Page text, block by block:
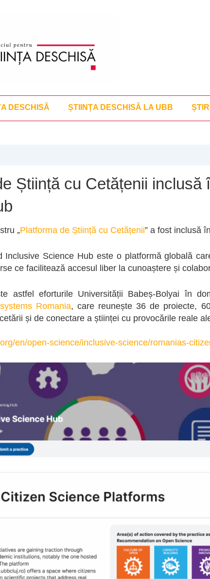
DESCHISĂ ȘTIINȚA DESCHISĂ LA UBB ȘTIRI
Știință cu Cetățenii
„Platforma de Știință cu Cetățenii” a fost inclusă
Inclusive Science Hub este o platformă globală
ce facilitează accesul liber la cunoaștere și
astfel eforturile Universității Babeș-Bolyai în
Romania, care reunește 36 de proiecte,
și de conectare a științei cu provocările reale
en/open-science/inclusive-science/romanias-